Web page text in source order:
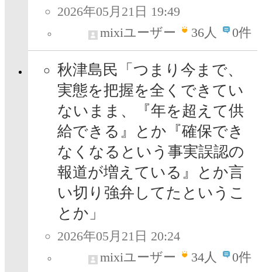
2026年05月21日 19:49
mixiユーザー
36人 0件
秋津島民「つまり今まで、
実態を把握を全くできてい
ないまま、『年を超えて供
給できる』とか『確保でき
なくなるという事実誤認の
報道が増えている』とか言
い切り強弁してたというこ
とか」
2026年05月21日 20:24
mixiユーザー
34人 0件